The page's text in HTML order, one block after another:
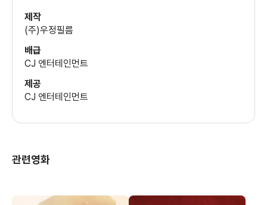
최광일
(안계장)
(연희엄마)
김석원
소품
김윤석
시각효과
진종현
조감독
이희은
제작
(주)우정필름
배급
CJ 엔터테인먼트
제공
CJ 엔터테인먼트
관련영화